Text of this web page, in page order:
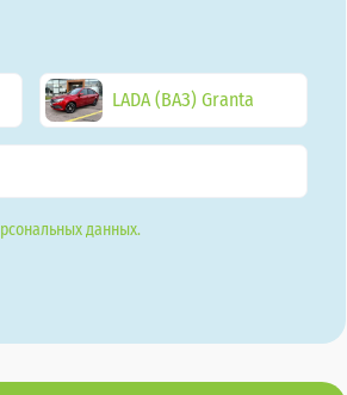
LADA (ВАЗ) Granta
данных.